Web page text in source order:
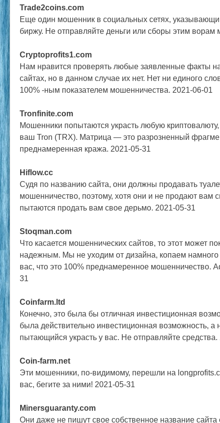
Trade2coins.com
Еще один мошенник в социальных сетях,
биржу. Не отправляйте деньги или сборы этим ворам
Cryptoprofits1.com
Нам нравится проверять любые заявленные факты
сайтах, но в данном случае их нет. Нет ни единого
100% -ным показателем мошенничества. 2021-06-01
Tronfinite.com
Мошенники попытаются украсть любую
ваш Tron (TRX). Матрица — это разрозненный
преднамеренная кража. 2021-05-31
Hiflow.cc
Судя по названию сайта, они должны продавать
мошенничество, поэтому, хотя они и не продают вам
пытаются продать вам свое дерьмо. 2021-05-31
Stoqman.com
Что касается мошеннических сайтов, то этот может
надежным. Мы не уходим от дизайна, копаем
вас, что это 100% преднамеренное мошенничество.
31
Coinfarm.ltd
Конечно, это была бы отличная инвестиционная
была действительно инвестиционная возможность, а
пытающийся украсть у вас. Не отправляйте
Coin-farm.net
Эти мошенники, по-видимому, перешли на
вас, бегите за ними! 2021-05-31
Minersguaranty.com
Они даже не пишут свое собственное название сайта